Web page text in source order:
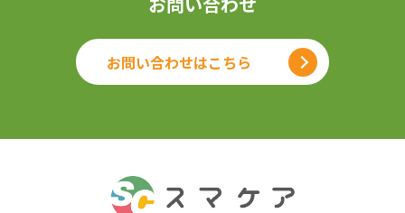
お問い合わせはこちら